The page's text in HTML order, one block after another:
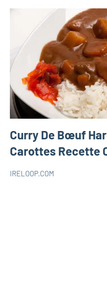
Curry De Bœuf
Carottes Recette
IRELOOP.COM